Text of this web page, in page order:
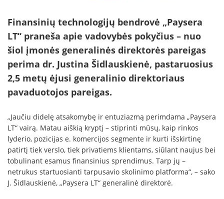
Finansinių technologijų bendrovė „Paysera
LT“ praneša apie vadovybės pokyčius – nuo
šiol įmonės generalinės direktorės pareigas
perima dr. Justina Šidlauskienė, pastaruosius
2,5 metų ėjusi generalinio direktoriaus
pavaduotojos pareigas.
„Jaučiu didelę atsakomybę ir entuziazmą perimdama „Paysera
LT“ vairą. Matau aiškią kryptį – stiprinti mūsų, kaip rinkos
lyderio, pozicijas e. komercijos segmente ir kurti išskirtinę
patirtį tiek verslo, tiek privatiems klientams, siūlant naujus bei
tobulinant esamus finansinius sprendimus. Tarp jų –
netrukus startuosianti tarpusavio skolinimo platforma“, – sako
J. Šidlauskienė, „Paysera LT“ generalinė direktorė.